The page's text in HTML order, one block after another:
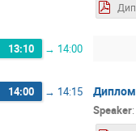
13:10 → 14:00
14:00 → 14:15 Диплом
Speaker: